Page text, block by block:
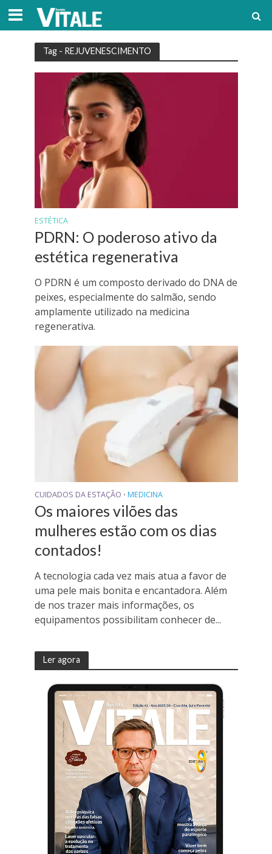
Tag - REJUVENESCIMENTO
ESTÉTICA
PDRN: O poderoso ativo da
estética regenerativa
O PDRN é um composto derivado do DNA de
peixes, especialmente do salmão, sendo
amplamente utilizado na medicina
regenerativa.
CUIDADOS DA ESTAÇÃO • MEDICINA
Os maiores vilões das
mulheres estão com os dias
contados!
A tecnologia cada vez mais atua a favor de
uma pele mais bonita e encantadora. Além
de nos trazer mais informações, os
equipamentos possibilitam conhecer de...
Ler agora